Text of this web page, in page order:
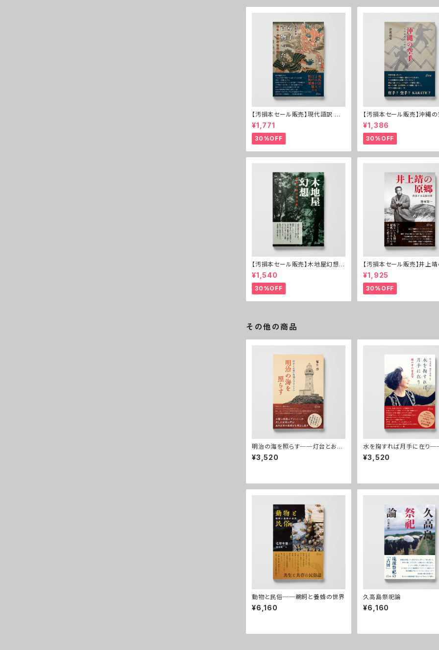
【汚損本セール販売】現代語訳 童
子百物かたり──東北・米沢の怪
異譚
¥1,771
30%OFF
【汚損本セール販売】沖縄
─その基本形の時代
¥1,386
30%OFF
【汚損本セール販売】木地屋幻想─
─紀伊の森の漂泊民
¥1,540
30%OFF
【汚損本セール販売】井上
──伏流する民俗世界
¥1,925
30%OFF
その他の商品
明治の海を照らす──灯台とお雇
い外国人ブラントン
¥3,520
水を掬すれば月手に在り
中の葉嘉瑩
¥3,520
動物と民俗──鵜飼と養蜂の世界
¥6,160
久高島祭祀論
¥6,160